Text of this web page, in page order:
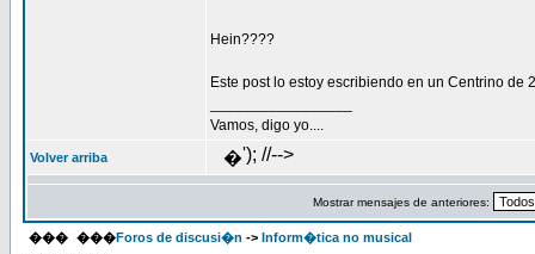
Hein????
Este post lo estoy escribiendo en un Centrino de
Vamos, digo yo....
Volver arriba �'); //-->
Mostrar mensajes de anteriores:
��� ���Foros de discusi�n -> Inform�tica no musical